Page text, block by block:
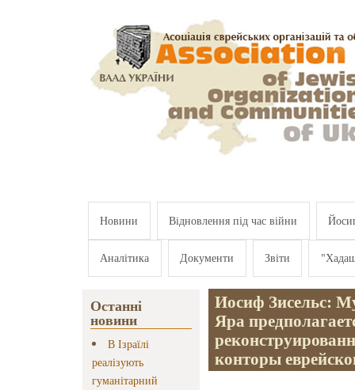
Новини Відновлення під час війни
Аналітика Документи Звіти
Останні
новини
В Ізраїлі
реалізують
гуманітарний
Иосиф Зисельс:
Яра
конторы